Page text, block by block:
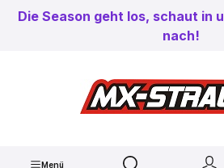
Zum Hauptinhalt springen
Die Season geht los, schaut in
nach!
Menü